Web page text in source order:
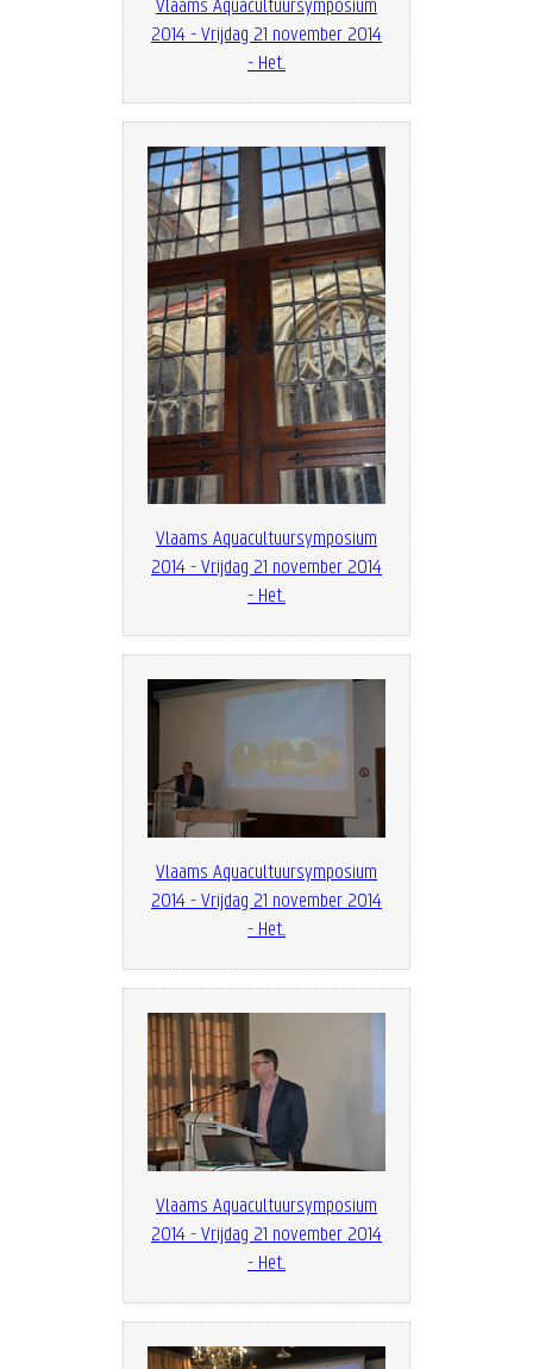
Vlaams Aquacultuursymposium
2014 - Vrijdag 21 november 2014
- Het...
Vlaams Aquacultuursymposium
2014 - Vrijdag 21 november 2014
- Het...
Vlaams Aquacultuursymposium
2014 - Vrijdag 21 november 2014
- Het...
Vlaams Aquacultuursymposium
2014 - Vrijdag 21 november 2014
- Het...